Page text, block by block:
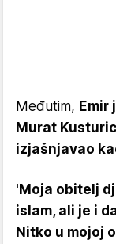
Međutim, Emir
Murat
izjašnjavao
'Moja obitelj
islam, ali je i
Nitko u mojoj